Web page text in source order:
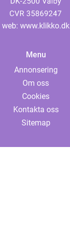
web: www.klikko.dk
Menu
Annonsering
Om oss
Cookies
Kontakta oss
Sitemap